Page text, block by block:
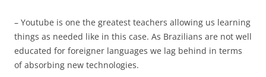
– Youtube is one the greatest teachers allowing us learning
things as needed like in this case. As Brazilians are not well
educated for foreigner languages we lag behind in terms
of absorbing new technologies.